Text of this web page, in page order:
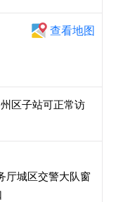
查看地图
区子站可正常访
厅城区交警大队窗